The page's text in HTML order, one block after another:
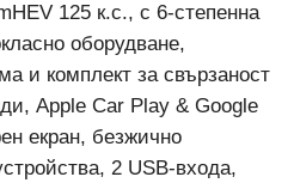
125 к.с., с 6-степенна
оборудване,
и комплект за свързаност
Apple Car Play & Google
екран, безжично
2 USB-входа,